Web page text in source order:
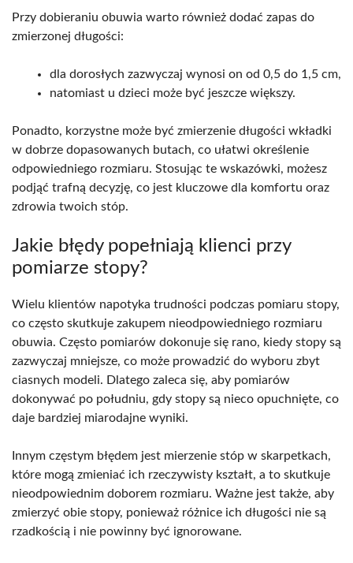
Przy dobieraniu obuwia warto również dodać zapas do
zmierzonej długości:
dla dorosłych zazwyczaj wynosi on od 0,5 do 1,5 cm,
natomiast u dzieci może być jeszcze większy.
Ponadto, korzystne może być zmierzenie długości wkładki
w dobrze dopasowanych butach, co ułatwi określenie
odpowiedniego rozmiaru. Stosując te wskazówki, możesz
podjąć trafną decyzję, co jest kluczowe dla komfortu oraz
zdrowia twoich stóp.
Jakie błędy popełniają klienci przy
pomiarze stopy?
Wielu klientów napotyka trudności podczas pomiaru stopy,
co często skutkuje zakupem nieodpowiedniego rozmiaru
obuwia. Często pomiarów dokonuje się rano, kiedy stopy są
zazwyczaj mniejsze, co może prowadzić do wyboru zbyt
ciasnych modeli. Dlatego zaleca się, aby pomiarów
dokonywać po południu, gdy stopy są nieco opuchnięte, co
daje bardziej miarodajne wyniki.
Innym częstym błędem jest mierzenie stóp w skarpetkach,
które mogą zmieniać ich rzeczywisty kształt, a to skutkuje
nieodpowiednim doborem rozmiaru. Ważne jest także, aby
zmierzyć obie stopy, ponieważ różnice ich długości nie są
rzadkością i nie powinny być ignorowane.